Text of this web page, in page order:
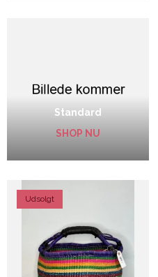
Standard
SHOP NU
Udsolgt